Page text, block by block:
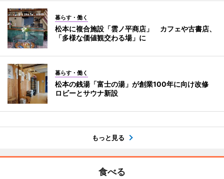
暮らす・働く
松本に複合施設「雲ノ平商店」 カフェや古書店、
「多様な価値観交わる場」に
暮らす・働く
松本の銭湯「富士の湯」が創業100年に向け改修
ロビーとサウナ新設
もっと見る
食べる